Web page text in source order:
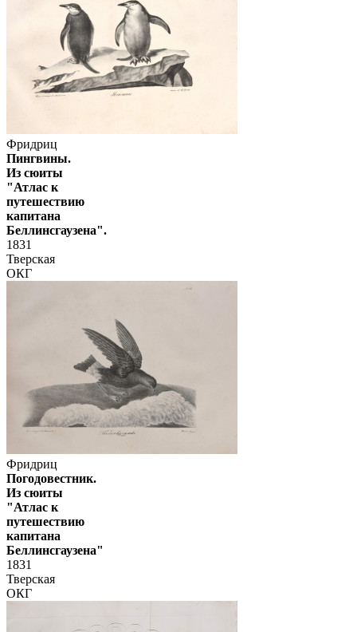
Фридриц
Пингвины.
Из сюиты
"Атлас к
путешествию
капитана
Беллинсгаузена".
1831
Тверская
ОКГ
Фридриц
Погодовестник.
Из сюиты
"Атлас к
путешествию
капитана
Беллинсгаузена"
1831
Тверская
ОКГ